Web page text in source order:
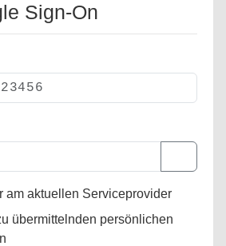
Sign-On
am aktuellen Serviceprovider
übermittelnden persönlichen